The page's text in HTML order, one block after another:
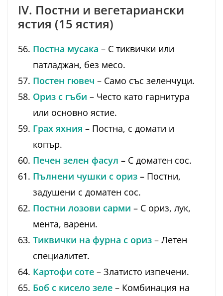
IV. Постни и вегетариански
ястия (15 ястия)
Постна мусака – С тиквички или
патладжан, без месо.
Постен гювеч – Само със зеленчуци.
Ориз с гъби – Често като гарнитура
или основно ястие.
Грах яхния – Постна, с домати и
копър.
Печен зелен фасул – С доматен сос.
Пълнени чушки с ориз – Постни,
задушени с доматен сос.
Постни лозови сарми – С ориз, лук,
мента, варени.
Тиквички на фурна с ориз – Летен
специалитет.
Картофи соте – Златисто изпечени.
Боб с кисело зеле – Комбинация на